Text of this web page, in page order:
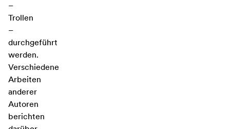
–
Trollen
–
durchgeführt
werden.
Verschiedene
Arbeiten
anderer
Autoren
berichten